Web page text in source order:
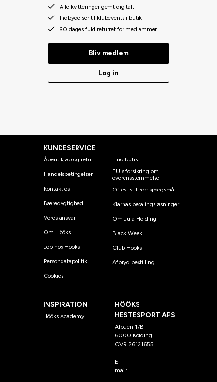
Alle kvitteringer gemt digitalt
Indbydelser til klubevents i butik
90 dages fuld returret for medlemmer
Bliv medlem
Log in
KUNDESERVICE
Åpent kjøp og retur
Handelsbetingelser
Kontakt os
Bæredygtighed
Vores ansvar
Om Hööks
Job hos Hööks
Persondatapolitik
Cookies
Find butik
EU's forsikring om
overensstemmelse
Oftest stillede spørgsmål
Klarnas betalingsløsninger
Om Jula Holding
Black Week
Club Hööks
Afbryd bestilling
INSPIRATION
Hööks Academy
HÖÖKS
HESTESPORT APS
Albuen 17B
6000 Kolding
CVR 26121655
E-
mail: